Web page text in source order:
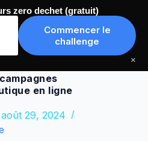
en ligne
août 29, 2024
zero dechet (gratuit)
Commencer le
challenge
×